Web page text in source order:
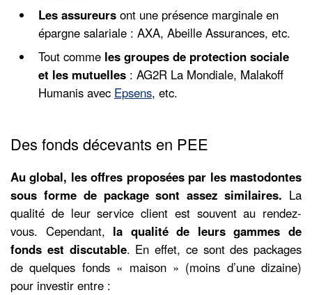
Les assureurs ont une présence marginale en
épargne salariale : AXA, Abeille Assurances, etc.
Tout comme les groupes de protection sociale
et les mutuelles : AG2R La Mondiale, Malakoff
Humanis avec Epsens, etc.
Des fonds décevants en PEE
Au global, les offres proposées par les mastodontes
sous forme de package sont assez similaires. La
qualité de leur service client est souvent au rendez-
vous. Cependant, la qualité de leurs gammes de
fonds est discutable. En effet, ce sont des packages
de quelques fonds « maison » (moins d’une dizaine)
pour investir entre :